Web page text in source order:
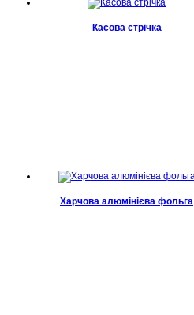
Касова стрічка
Харчова алюмінієва фольга